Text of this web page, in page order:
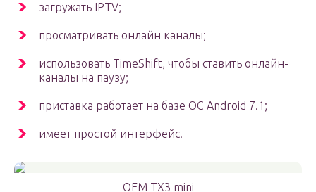
загружать IPTV;
просматривать онлайн каналы;
использовать TimeShift, чтобы ставить онлайн-
каналы на паузу;
приставка работает на базе ОС Android 7.1;
имеет простой интерфейс.
OEM TX3 mini